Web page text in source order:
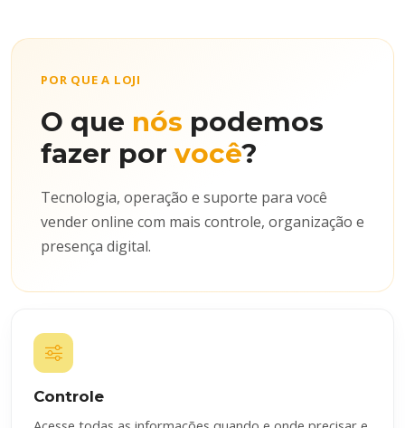
POR QUE A LOJI
O que nós podemos
fazer por você?
Tecnologia, operação e suporte para você
vender online com mais controle, organização e
presença digital.
Controle